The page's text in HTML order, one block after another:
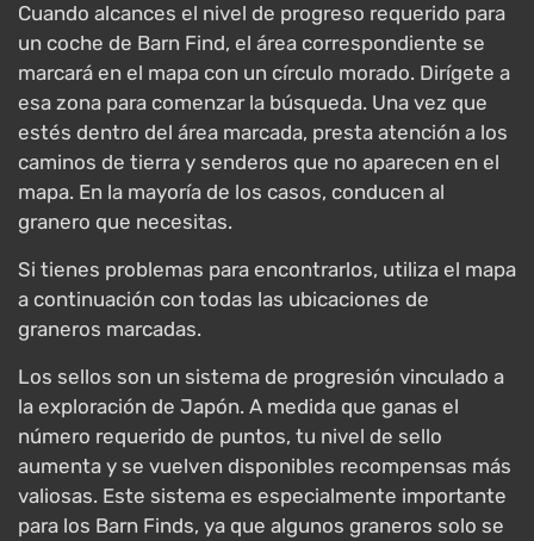
Cuando alcances el nivel de progreso requerido para
un coche de Barn Find, el área correspondiente se
marcará en el mapa con un círculo morado. Dirígete a
esa zona para comenzar la búsqueda. Una vez que
estés dentro del área marcada, presta atención a los
caminos de tierra y senderos que no aparecen en el
mapa. En la mayoría de los casos, conducen al
granero que necesitas.
Si tienes problemas para encontrarlos, utiliza el mapa
a continuación con todas las ubicaciones de
graneros marcadas.
Los sellos son un sistema de progresión vinculado a
la exploración de Japón. A medida que ganas el
número requerido de puntos, tu nivel de sello
aumenta y se vuelven disponibles recompensas más
valiosas. Este sistema es especialmente importante
para los Barn Finds, ya que algunos graneros solo se